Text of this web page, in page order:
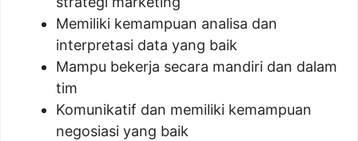
Memiliki kemampuan analisa dan
interpretasi data yang baik
Mampu bekerja secara mandiri dan dalam
tim
Komunikatif dan memiliki kemampuan
negosiasi yang baik